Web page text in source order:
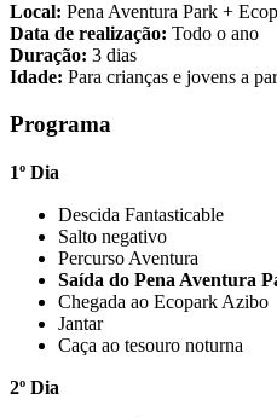
Local: Pena Aventura Park +
Data de realização: Todo o ano
Duração: 3 dias
Idade: Para crianças e jovens a
Programa
1º Dia
Descida Fantasticable
Salto negativo
Percurso Aventura
Saída do Pena Aventura
Chegada ao Ecopark Azibo
Jantar
Caça ao tesouro noturna
2º Dia